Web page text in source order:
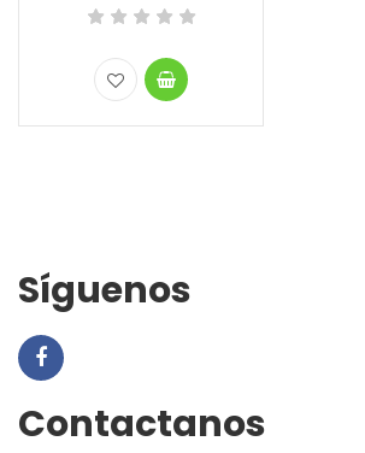
Síguenos
Contactanos